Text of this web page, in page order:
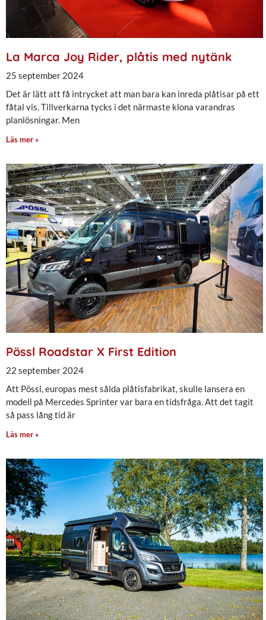
La Marca Joy Rider, plåtis med nytänk
25 september 2024
Det är lätt att få intrycket att man bara kan inreda plåtisar på ett
fåtal vis. Tillverkarna tycks i det närmaste klona varandras
planlösningar. Men
Läs mer »
Pössl Roadstar X First Edition
22 september 2024
Att Pössl, europas mest sålda plåtisfabrikat, skulle lansera en
modell på Mercedes Sprinter var bara en tidsfråga. Att det tagit
så pass lång tid är
Läs mer »